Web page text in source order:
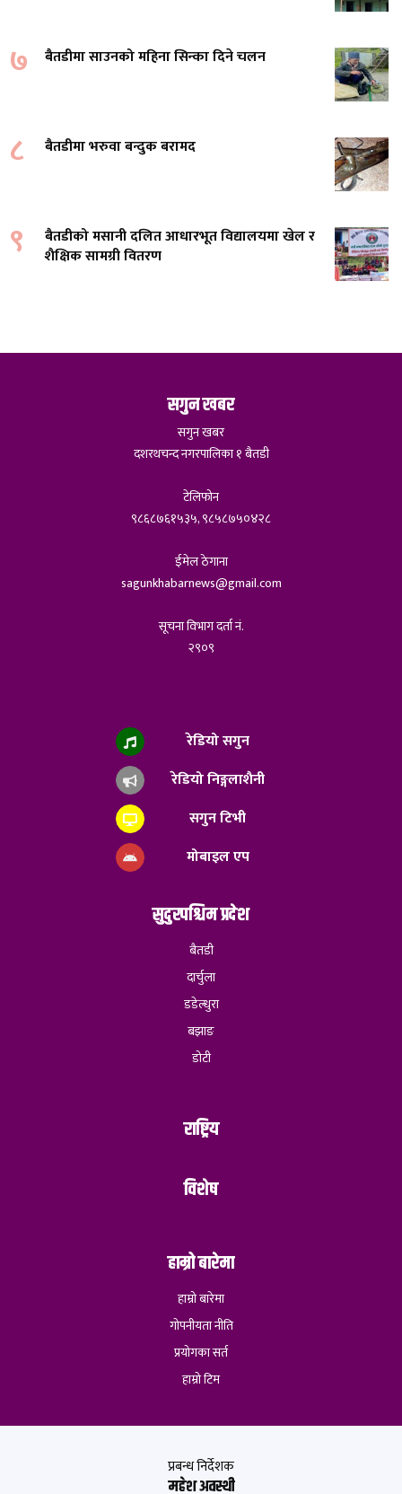
७ बैतडीमा साउनको महिना सिन्का दिने चलन
८ बैतडीमा भरुवा बन्दुक बरामद
९
बैतडीको मसानी दलित आधारभूत विद्यालयमा खेल र
शैक्षिक सामग्री वितरण
सगुन खबर
सगुन खबर
दशरथचन्द नगरपालिका १ बैतडी
टेलिफोन
९८६८७६१५३५, ९८५८७५०४२८
ईमेल ठेगाना
sagunkhabarnews@gmail.com
सूचना विभाग दर्ता नं.
२९०९
रेडियो सगुन
रेडियो निङ्गलाशैनी
सगुन टिभी
मोबाइल एप
सुदुरपश्चिम प्रदेश
बैतडी
दार्चुला
डडेल्धुरा
बझाङ
डोटी
राष्ट्रिय
विशेष
हाम्रो बारेमा
हाम्रो बारेमा
गोपनीयता नीति
प्रयोगका सर्त
हाम्रो टिम
प्रबन्ध निर्देशक
महेश अवस्थी